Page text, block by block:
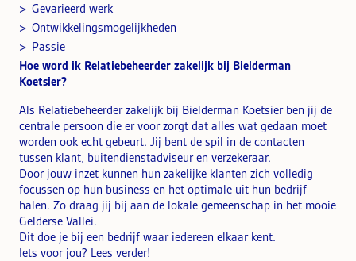
Gevarieerd werk
Ontwikkelingsmogelijkheden
Passie
Hoe word ik Relatiebeheerder zakelijk bij Bielderman
Koetsier?
Als Relatiebeheerder zakelijk bij Bielderman Koetsier ben jij de
centrale persoon die er voor zorgt dat alles wat gedaan moet
worden ook echt gebeurt. Jij bent de spil in de contacten
tussen klant, buitendienstadviseur en verzekeraar.
Door jouw inzet kunnen hun zakelijke klanten zich volledig
focussen op hun business en het optimale uit hun bedrijf
halen. Zo draag jij bij aan de lokale gemeenschap in het mooie
Gelderse Vallei.
Dit doe je bij een bedrijf waar iedereen elkaar kent.
Iets voor jou? Lees verder!